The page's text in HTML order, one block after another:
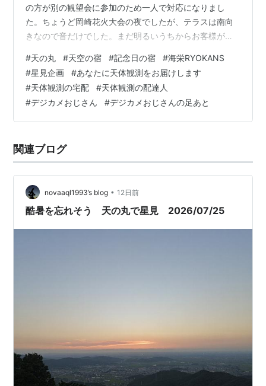
の方が別の観望会に参加のため一人で対応になりまし
た。ちょうど岡崎花火大会の夜でしたが、テラスは南向
きなので音だけでした。まだ明るいうちからお客様がテ
のペルセウス座流星群を楽しみにされている方と話し込
んでしまい望遠鏡のセットが遅れてしまいました。薄雲
がありましたが、夏の大三角形や白鳥座、サソリ座の明
るい星は見えました。一年に七夕はタナボタの３回、ア
ルクトゥルスはスピカに夢中、まじめに好条件のペルセ
鏡…
#天の丸 #天空の宿 #記念日の宿 #海栄RYOKANS
#星見企画 #あなたに天体観測をお届けします
#天体観測の宅配 #天体観測の配達人
#デジカメおじさん #デジカメおじさんの足あと
関連ブログ
novaaql1993’s blog • 12日前
酷暑を忘れそう 天の丸で星見 2026/07/25